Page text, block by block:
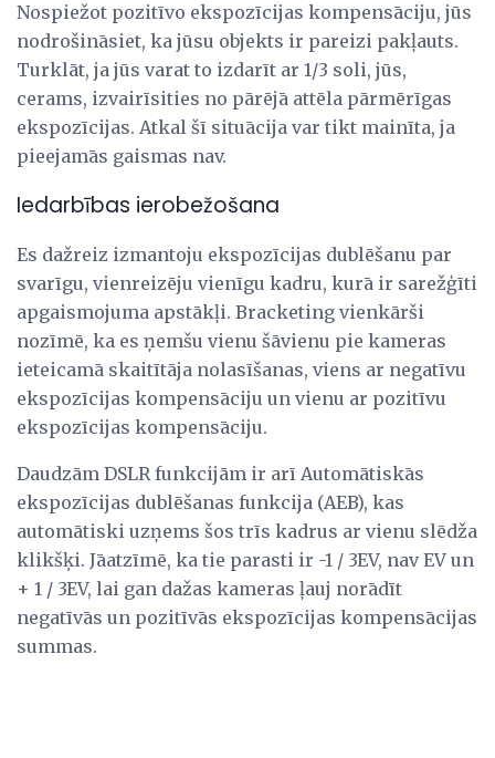
Nospiežot pozitīvo ekspozīcijas kompensāciju, jūs
nodrošināsiet, ka jūsu objekts ir pareizi pakļauts.
Turklāt, ja jūs varat to izdarīt ar 1/3 soli, jūs,
cerams, izvairīsities no pārējā attēla pārmērīgas
ekspozīcijas. Atkal šī situācija var tikt mainīta, ja
pieejamās gaismas nav.
Iedarbības ierobežošana
Es dažreiz izmantoju ekspozīcijas dublēšanu par
svarīgu, vienreizēju vienīgu kadru, kurā ir sarežģīti
apgaismojuma apstākļi. Bracketing vienkārši
nozīmē, ka es ņemšu vienu šāvienu pie kameras
ieteicamā skaitītāja nolasīšanas, viens ar negatīvu
ekspozīcijas kompensāciju un vienu ar pozitīvu
ekspozīcijas kompensāciju.
Daudzām DSLR funkcijām ir arī Automātiskās
ekspozīcijas dublēšanas funkcija (AEB), kas
automātiski uzņems šos trīs kadrus ar vienu slēdža
klikšķi. Jāatzīmē, ka tie parasti ir -1 / 3EV, nav EV un
+ 1 / 3EV, lai gan dažas kameras ļauj norādīt
negatīvās un pozitīvās ekspozīcijas kompensācijas
summas.